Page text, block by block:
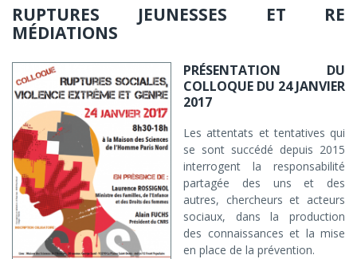
Colloque
24
janvier
2017
RUPTURES JEUNESSES ET RE
MÉDIATIONS
PRÉSENTATION DU
COLLOQUE DU 24 JANVIER
2017
Les attentats et tentatives qui
se sont succédé depuis 2015
interrogent la responsabilité
partagée des uns et des
autres, chercheurs et acteurs
sociaux, dans la production
des connaissances et la mise
en place de la prévention.